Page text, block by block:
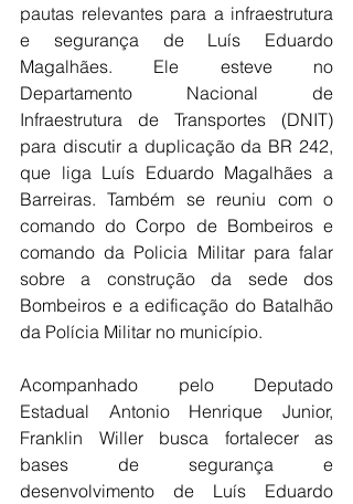
pautas relevantes para a infraestrutura
e segurança de Luís Eduardo
Magalhães. Ele esteve no
Departamento Nacional de
Infraestrutura de Transportes (DNIT)
para discutir a duplicação da BR 242,
que liga Luís Eduardo Magalhães a
Barreiras. Também se reuniu com o
comando do Corpo de Bombeiros e
comando da Policia Militar para falar
sobre a construção da sede dos
Bombeiros e a edificação do Batalhão
da Polícia Militar no município.
Acompanhado pelo Deputado
Estadual Antonio Henrique Junior,
Franklin Willer busca fortalecer as
bases de segurança e
desenvolvimento de Luís Eduardo